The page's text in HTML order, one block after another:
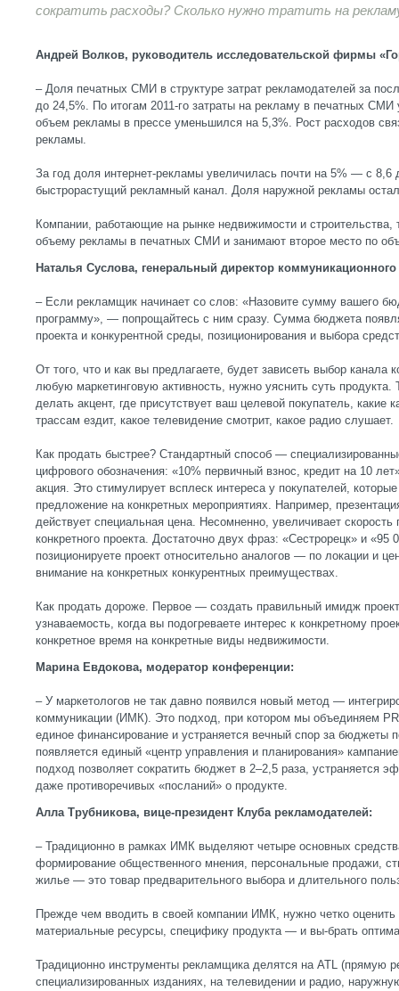
сократить расходы? Сколько нужно тратить на
Андрей Волков, руководитель исследовательской фирмы
– Доля печатных СМИ в структуре затрат рекламодателей за
до 24,5%. По итогам 2011-го затраты на рекламу в печатных
объем рекламы в прессе уменьшился на 5,3%. Рост расходов
рекламы.
За год доля интернет-рекламы увеличилась почти на 5% — с 8,6
быстрорастущий рекламный канал. Доля наружной рекламы
Компании, работающие на рынке недвижимости и
объему рекламы в печатных СМИ и занимают второе место по
Наталья Суслова, генеральный директор коммуникационного
– Если рекламщик начинает со слов: «Назовите сумму вашего
программу», — попрощайтесь с ним сразу. Сумма бюджета
проекта и конкурентной среды, позиционирования и выбора
От того, что и как вы предлагаете, будет зависеть выбор
любую маркетинговую активность, нужно уяснить суть
делать акцент, где присутствует ваш целевой покупатель, какие
трассам ездит, какое телевидение смотрит, какое радио слушает.
Как продать быстрее? Стандартный способ —
цифрового обозначения: «10% первичный взнос, кредит на 10
акция. Это стимулирует всплеск интереса у покупателей,
предложение на конкретных мероприятиях. Например,
действует специальная цена. Несомненно, увеличивает скорость
конкретного проекта. Достаточно двух фраз: «Сестрорецк» и «95
позиционируете проект относительно аналогов — по локации и
внимание на конкретных конкурентных преимуществах.
Как продать дороже. Первое — создать правильный имидж
узнаваемость, когда вы подогреваете интерес к конкретному
конкретное время на конкретные виды недвижимости.
Марина Евдокова, модератор конференции:
– У маркетологов не так давно появился новый метод —
коммуникации (ИМК). Это подход, при котором мы объединяем
единое финансирование и устраняется вечный спор за бюджеты
появляется единый «центр управления и планирования»
подход позволяет сократить бюджет в 2–2,5 раза, устраняется
даже противоречивых «посланий» о продукте.
Алла Трубникова, вице-президент Клуба рекламодателей:
– Традиционно в рамках ИМК выделяют четыре основных
формирование общественного мнения, персональные продажи,
жилье — это товар предварительного выбора и длительного
Прежде чем вводить в своей компании ИМК, нужно четко
материальные ресурсы, специфику продукта — и вы-брать
Традиционно инструменты рекламщика делятся на ATL (прямую
специализированных изданиях, на телевидении и радио,